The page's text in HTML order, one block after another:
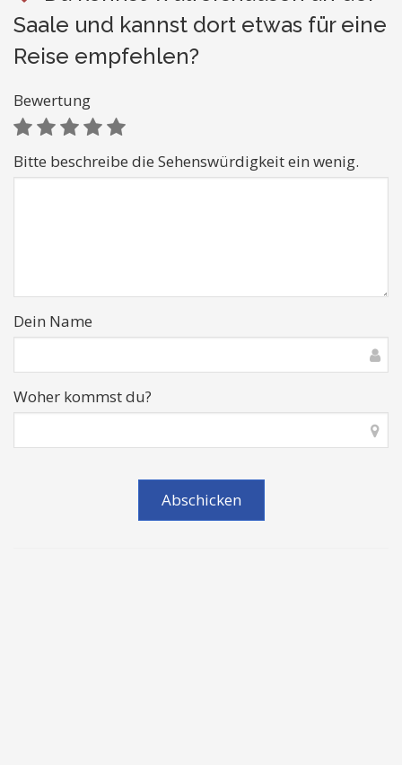
Saale und kannst dort etwas für eine
Reise empfehlen?
Bewertung
Bitte beschreibe die Sehenswürdigkeit ein wenig.
Dein Name
Woher kommst du?